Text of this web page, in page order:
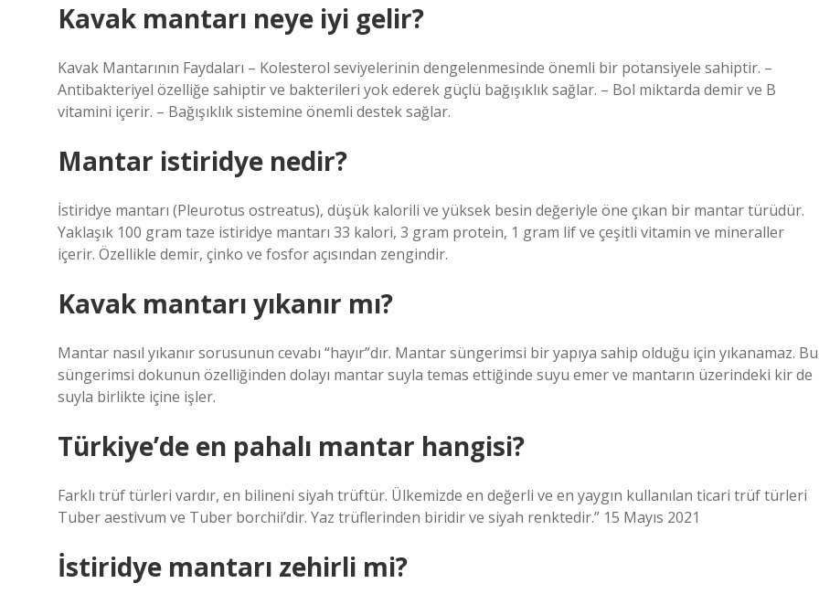
Kavak mantarı neye iyi gelir?
Kavak Mantarının Faydaları – Kolesterol seviyelerinin dengelenmesinde önemli bir potansiyele sahiptir. –
Antibakteriyel özelliğe sahiptir ve bakterileri yok ederek güçlü bağışıklık sağlar. – Bol miktarda demir ve B
vitamini içerir. – Bağışıklık sistemine önemli destek sağlar.
Mantar istiridye nedir?
İstiridye mantarı (Pleurotus ostreatus), düşük kalorili ve yüksek besin değeriyle öne çıkan bir mantar türüdür.
Yaklaşık 100 gram taze istiridye mantarı 33 kalori, 3 gram protein, 1 gram lif ve çeşitli vitamin ve mineraller
içerir. Özellikle demir, çinko ve fosfor açısından zengindir.
Kavak mantarı yıkanır mı?
Mantar nasıl yıkanır sorusunun cevabı “hayır”dır. Mantar süngerimsi bir yapıya sahip olduğu için yıkanamaz. Bu
süngerimsi dokunun özelliğinden dolayı mantar suyla temas ettiğinde suyu emer ve mantarın üzerindeki kir de
suyla birlikte içine işler.
Türkiye’de en pahalı mantar hangisi?
Farklı trüf türleri vardır, en bilineni siyah trüftür. Ülkemizde en değerli ve en yaygın kullanılan ticari trüf türleri
Tuber aestivum ve Tuber borchii’dir. Yaz trüflerinden biridir ve siyah renktedir.” 15 Mayıs 2021
İstiridye mantarı zehirli mi?